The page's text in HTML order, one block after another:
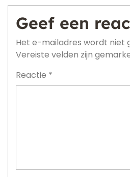
Geef een
Het e-mailadres wordt niet
Vereiste velden zijn
Reactie *